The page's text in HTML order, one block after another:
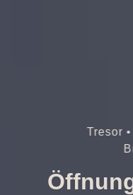
Tresor •